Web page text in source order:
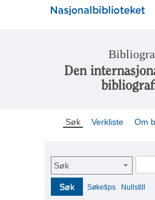
Den
Søk Verkliste Om
Søk
Søk Søketips Nullstill